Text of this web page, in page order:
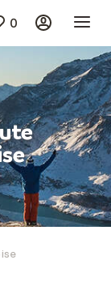
0